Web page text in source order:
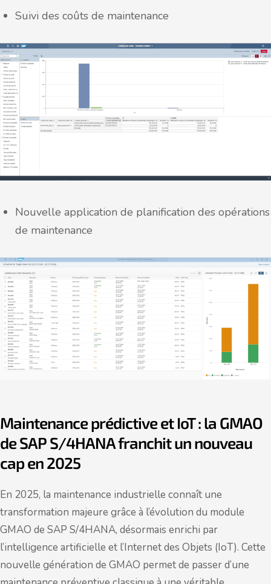
Suivi des coûts de maintenance
Nouvelle application de planification des opérations
de maintenance
Maintenance prédictive et IoT : la GMAO
de SAP S/4HANA franchit un nouveau
cap en 2025
En 2025, la maintenance industrielle connaît une
transformation majeure grâce à l’évolution du module
GMAO de SAP S/4HANA, désormais enrichi par
l’intelligence artificielle et l’Internet des Objets (IoT). Cette
nouvelle génération de GMAO permet de passer d’une